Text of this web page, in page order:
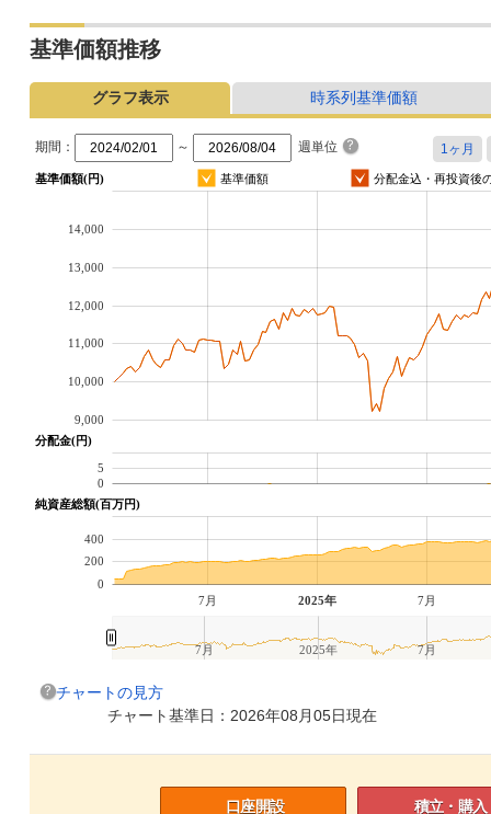
基準価額推移
グラフ表示 時系列基準価額
期間： ～ 週単位
基準価額(円) 基準価額 分配金込・再投資後
9,000
10,000
11,000
12,000
13,000
14,000
分配金(円)
0
5
純資産総額(百万円)
7月 2025年 7月
0
200
400
7月 2025年 7月
チャートの見方
チャート基準日：2026年08月05日現在
口座開設 積立・購入